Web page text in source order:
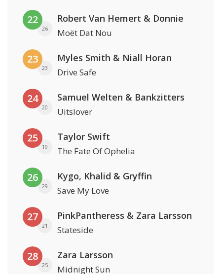
22
26
Robert Van Hemert & Donnie
Moët Dat Nou
23
23
Myles Smith & Niall Horan
Drive Safe
24
20
Samuel Welten & Bankzitters
Uitslover
25
19
Taylor Swift
The Fate Of Ophelia
26
29
Kygo, Khalid & Gryffin
Save My Love
27
21
PinkPantheress & Zara Larsson
Stateside
28
25
Zara Larsson
Midnight Sun